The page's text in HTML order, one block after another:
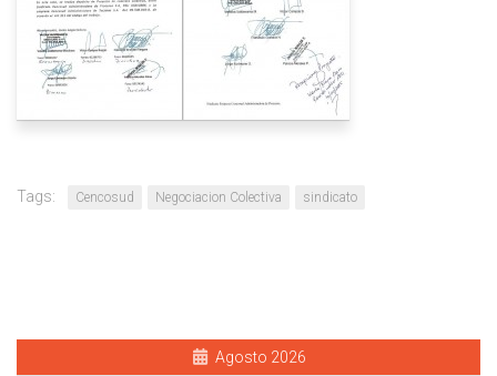
Tags: Cencosud Negociacion Colectiva sindicato
Agosto 2026